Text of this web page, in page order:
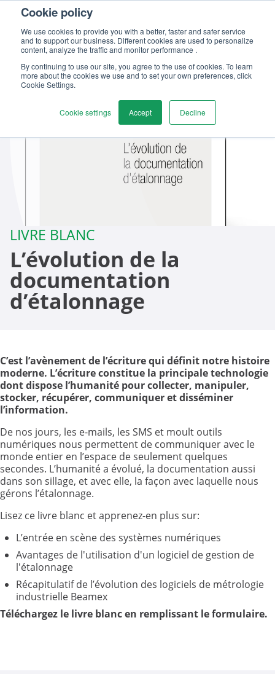
Cookie policy
We use cookies to provide you with a better, faster and safer service
and to support our business. Different cookies are used to personalize
content, analyze the traffic and monitor performance .
By continuing to use our site, you agree to the use of cookies. To learn
more about the cookies we use and to set your own preferences, click
Cookie Settings.
Cookie settings Accept Decline
LIVRE BLANC
L’évolution de la
documentation
d’étalonnage
C’est l’avènement de l’écriture qui définit notre histoire
moderne. L’écriture constitue la principale technologie
dont dispose l’humanité pour collecter, manipuler,
stocker, récupérer, communiquer et disséminer
l’information.
De nos jours, les e-mails, les SMS et moult outils
numériques nous permettent de communiquer avec le
monde entier en l’espace de seulement quelques
secondes. L’humanité a évolué, la documentation aussi
dans son sillage, et avec elle, la façon avec laquelle nous
gérons l’étalonnage.
Lisez ce livre blanc et apprenez-en plus sur:
L’entrée en scène des systèmes numériques
Avantages de l'utilisation d'un logiciel de gestion de
l'étalonnage
Récapitulatif de l’évolution des logiciels de métrologie
industrielle Beamex
Téléchargez le livre blanc en remplissant le formulaire.